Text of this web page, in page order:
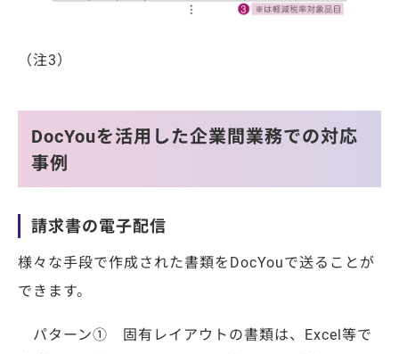
（注3）
DocYouを活用した企業間業務での対応
事例
請求書の電子配信
様々な手段で作成された書類をDocYouで送ることが
できます。
パターン① 固有レイアウトの書類は、Excel等で